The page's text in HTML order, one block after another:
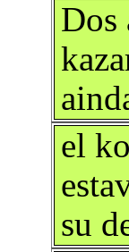
Dos
el
su